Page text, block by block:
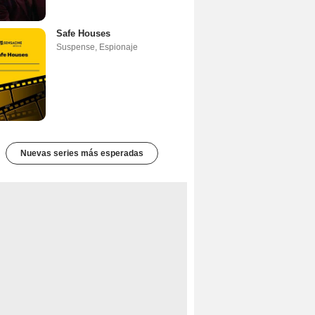
Safe Houses
Suspense Espionaje
Nuevas series más esperadas